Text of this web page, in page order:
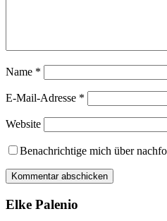
Name *
E-Mail-Adresse *
Website
Benachrichtige mich über
Elke Palenio